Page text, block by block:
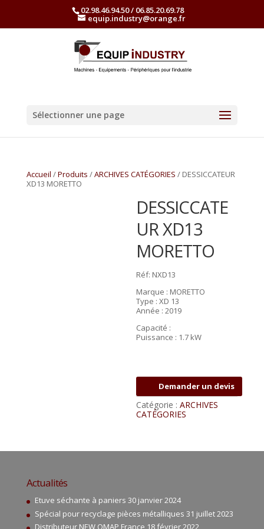
02.98.46.94.50 / 06.85.20.69.78
equip.industry@orange.fr
Sélectionner une page
Accueil /Produits /ARCHIVES CATÉGORIES / DESSICCATEUR
XD13 MORETTO
DESSICCATE
UR XD13
MORETTO
Réf: NXD13
Marque : MORETTO
Type : XD 13
Année : 2019
Capacité :
Puissance : 1.7 kW
Demander un devis
Catégorie :ARCHIVES
CATÉGORIES
Actualités
Etuve séchante à paniers 30 janvier 2024
Spécial pour recyclage pièces métalliques 31 juillet 2023
Distributeur NEW OMAP France 18 février 2022